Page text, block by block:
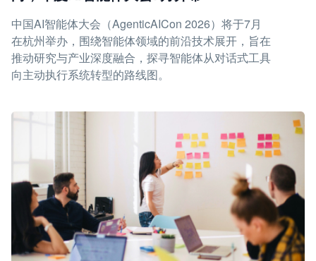
中国AI智能体大会（AgenticAICon 2026）将于7月
在杭州举办，围绕智能体领域的前沿技术展开，旨在
推动研究与产业深度融合，探寻智能体从对话式工具
向主动执行系统转型的路线图。